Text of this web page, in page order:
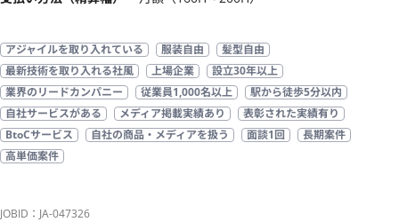
アジャイルを取り入れている 服装自由
髪型自由
最新技術を取り入れる社風
上場企業
設立30年以上
業界のリードカンパニー
従業員1,000名以上
駅から徒歩5分以内
自社サービスがある
メディア掲載実績あり
表彰された実績有り
BtoCサービス
自社の商品・メディアを扱う 面談1回
長期案件
高単価案件
JOBID：JA-047326